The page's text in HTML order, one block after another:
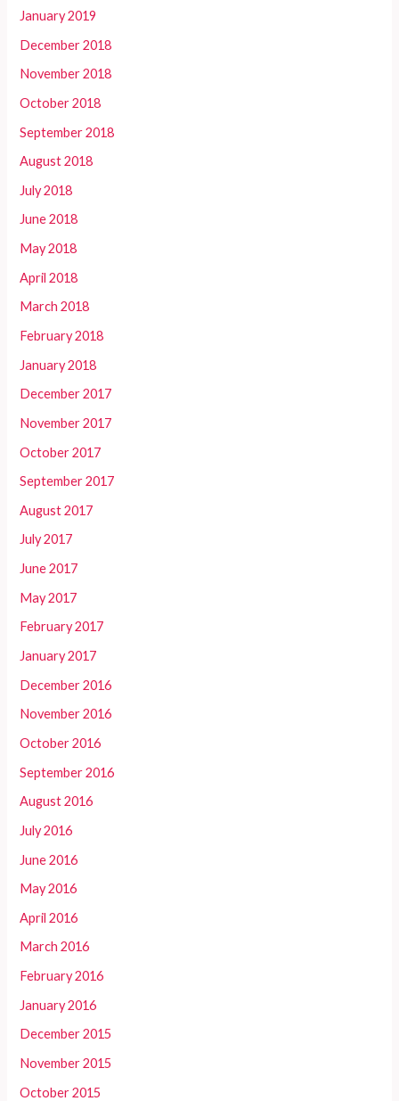
January 2019
December 2018
November 2018
October 2018
September 2018
August 2018
July 2018
June 2018
May 2018
April 2018
March 2018
February 2018
January 2018
December 2017
November 2017
October 2017
September 2017
August 2017
July 2017
June 2017
May 2017
February 2017
January 2017
December 2016
November 2016
October 2016
September 2016
August 2016
July 2016
June 2016
May 2016
April 2016
March 2016
February 2016
January 2016
December 2015
November 2015
October 2015